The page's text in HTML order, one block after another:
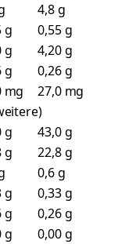
4,8 g
g
0,55 g
g
4,20 g
g
0,26 g
mg
27,0 mg
g
43,0 g
g
22,8 g
0,6 g
g
0,33 g
g
0,26 g
g
0,00 g